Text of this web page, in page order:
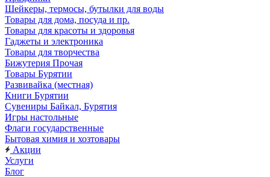
Шейкеры, термосы, бутылки для воды
Товары для дома, посуда и пр.
Товары для красоты и здоровья
Гаджеты и электроника
Товары для творчества
Бижутерия Прочая
Товары Бурятии
Развивайка (местная)
Книги Бурятии
Сувениры Байкал, Бурятия
Игры настольные
Флаги государственные
Бытовая химия и хозтовары
Акции
Услуги
Блог